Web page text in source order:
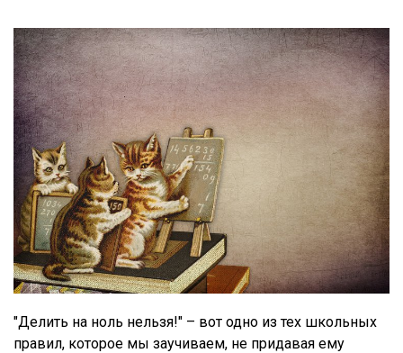
"Делить на ноль нельзя!" – вот одно из тех школьных
правил, которое мы заучиваем, не придавая ему